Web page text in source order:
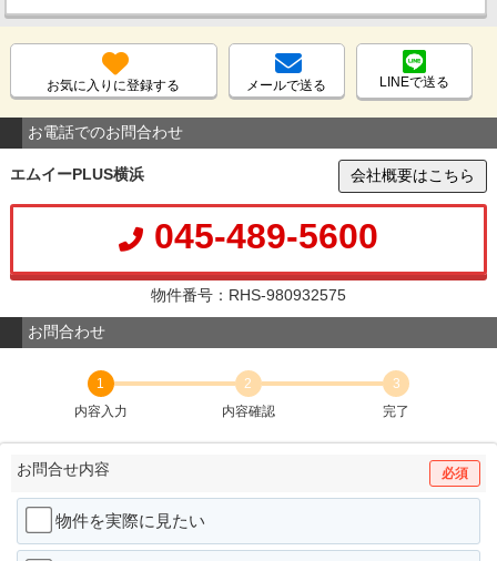
お気に入りに登録する メールで送る LINEで送る
お電話でのお問合わせ
エムイーPLUS横浜 会社概要はこちら
045-489-5600
物件番号：RHS-980932575
お問合わせ
1
内容入力
2
内容確認
3
完了
お問合せ内容 必須
物件を実際に見たい